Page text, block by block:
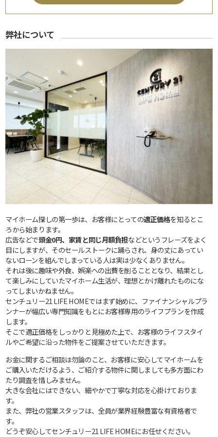
弊社について
マイホーム探しの第一歩は、お客様にとっての適正価格を知るとこ
ろから始まります。
広告などで頭金0円、家賃と同じ月額負担などというフレーズをよく
目にしますが、そのセールストークに踊らされ、身の丈にあってい
ないローンを組んでしまっている人は実は少なくありません。
それは後に趣味や外食、娯楽への出費を削ることとなり、結果とし
て楽しみにしていたマイホーム生活が、理想とかけ離れたものにな
ってしまいかねません。
センチュリー21 LIFE HOMEではまず始めに、ファイナンシャルプラ
ンナーが幅広い専門知識をもとにお客様専用のライフプランを作成
します。
そこで適正価格をしっかりと見極めた上で、お客様のライフスタイ
ルやご希望に沿った物件をご提案させていただきます。
お金に関するご相談は勿論のこと、お客様に安心してマイホームを
ご購入いただけるよう、ご紹介する物件に関しましても多方面にわ
たり調査を惜しみません。
大きな会社にはできない、細やかで丁寧な対応を心掛けておりま
す。
また、弊社の営業スタッフは、全員が業界経験豊富な有資格者で
す。
どうぞ安心してセンチュリー21 LIFE HOMEにお任せください。